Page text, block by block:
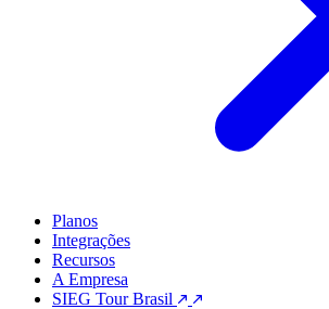
Planos
Integrações
Recursos
A Empresa
SIEG Tour Brasil